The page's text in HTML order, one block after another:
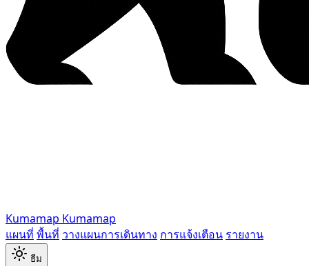
Kumamap Kumamap
แผนที่ พื้นที่ วางแผนการเดินทาง การแจ้งเตือน รายงาน
ธีม